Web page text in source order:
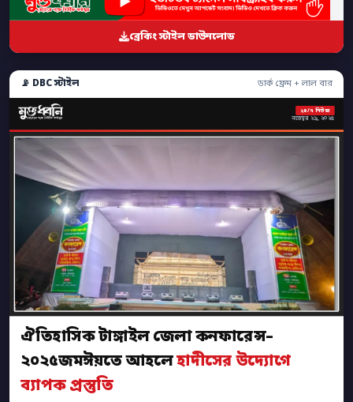
ব্রেকিং স্টাইল ডাউনলোড
📡 DBC স্টাইল ডার্ক ফ্রেম + লাল বার
২৪/৭ নিউজ
নভেম্বর ২৯, ২০২৫
ঐতিহাসিক টাঙ্গাইল জেলা কনফারেন্স–
২০২৫জমঈয়তে আহলেহাদীসের উদ্যোগে
ব্যাপক প্রস্তুতি